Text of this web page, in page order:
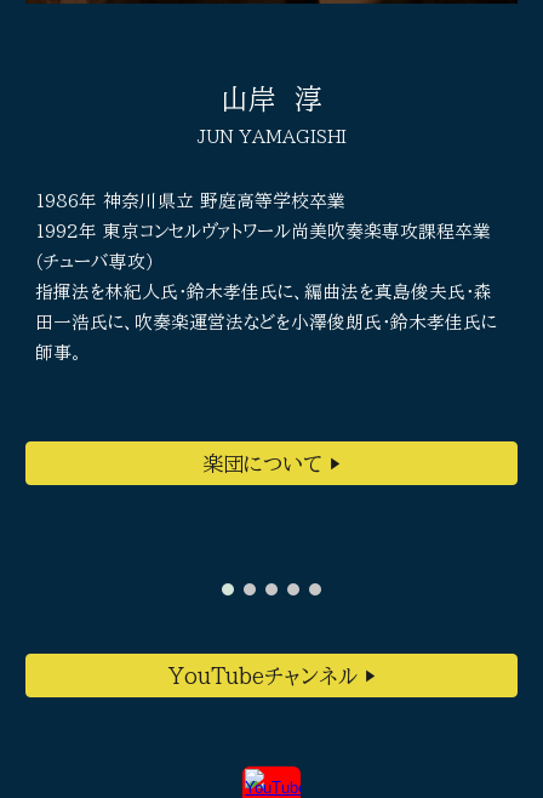
山岸 淳
JUN YAMAGISHI
1986年 神奈川県立 野庭高等学校卒業
1992年 東京コンセルヴァトワール尚美吹奏楽専攻課程卒業
（チューバ専攻）
指揮法を林紀人氏・鈴木孝佳氏に、編曲法を真島俊夫氏・森
田一浩氏に、吹奏楽運営法などを小澤俊朗氏・鈴木孝佳氏に
師事。
楽団について ▶︎
YouTubeチャンネル ▶︎